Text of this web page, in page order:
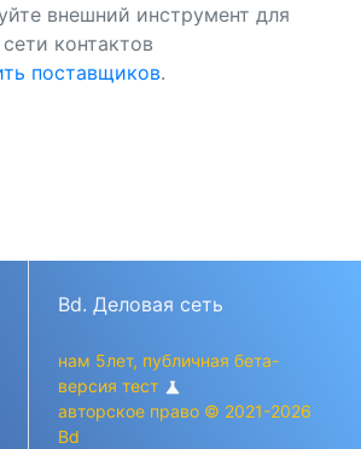
внешний инструмент для
контактов
поставщиков.
Bd. Деловая сеть
нам 5лет, публичная бета-
версия тест science
авторское право © 2021-2026
Bd